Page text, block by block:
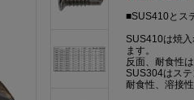
■SUS410とス
SUS410は焼
ます。
反面、耐食性
SUS304はステ
耐食性、溶接